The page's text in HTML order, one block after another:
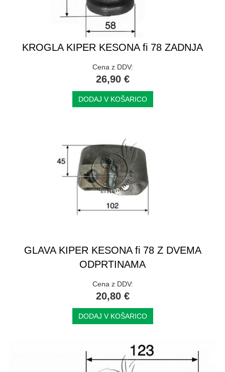
KROGLA KIPER KESONA fi 78 ZADNJA
Cena z DDV:
26,90 €
DODAJ V KOŠARICO
GLAVA KIPER KESONA fi 78 Z DVEMA
ODPRTINAMA
Cena z DDV:
20,80 €
DODAJ V KOŠARICO